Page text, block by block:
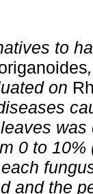
to
on
0 to
and the